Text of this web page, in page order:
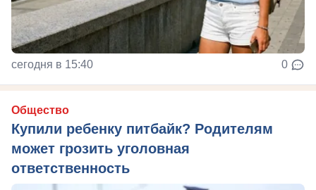
сегодня в 15:40 0
Общество
Купили ребенку питбайк? Родителям
может грозить уголовная
ответственность